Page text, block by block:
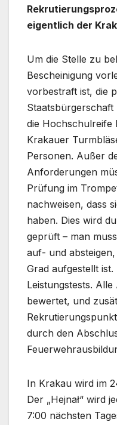
eigentlich der
Um die Stelle zu
Bescheinigung
vorbestraft ist, die
Staatsbürgerschaft
die Hochschulreife
Krakauer
Personen. Außer
Anforderungen
Prüfung im
nachweisen, dass
haben. Dies wird
geprüft – man
auf- und
Grad aufgestellt
Leistungstests.
bewertet, und
durch den
In Krakau wird im
Der „Hejnał“ wird
7:00 nächsten